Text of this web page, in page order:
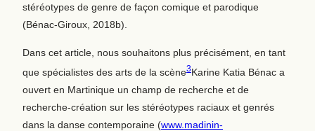
stéréotypes de genre de façon comique et parodique
(Bénac-Giroux, 2018b).
Dans cet article, nous souhaitons plus précisément, en tant
que spécialistes des arts de la scène3Karine Katia Bénac a
ouvert en Martinique un champ de recherche et de
recherche-création sur les stéréotypes raciaux et genrés
dans la danse contemporaine (www.madinin-